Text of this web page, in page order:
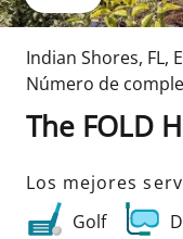
Indian Shores, FL,
Número de
The FOLD
Los mejores
Golf